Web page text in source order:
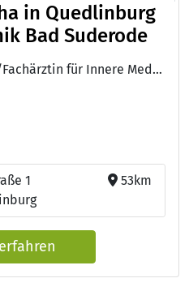
in Quedlinburg
Bad Suderode
Qualifikationen: Facharzt/Fachärztin für Innere Medizin und Hämatologie und Onkologie, Approbation als Arzt/Ärztin, DEGEMED
1
53km